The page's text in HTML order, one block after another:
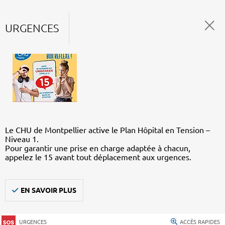
URGENCES
Le CHU de Montpellier active le Plan Hôpital en Tension –
Niveau 1.
Pour garantir une prise en charge adaptée à chacun,
appelez le 15 avant tout déplacement aux urgences.
EN SAVOIR PLUS
URGENCES ACCÈS RAPIDES